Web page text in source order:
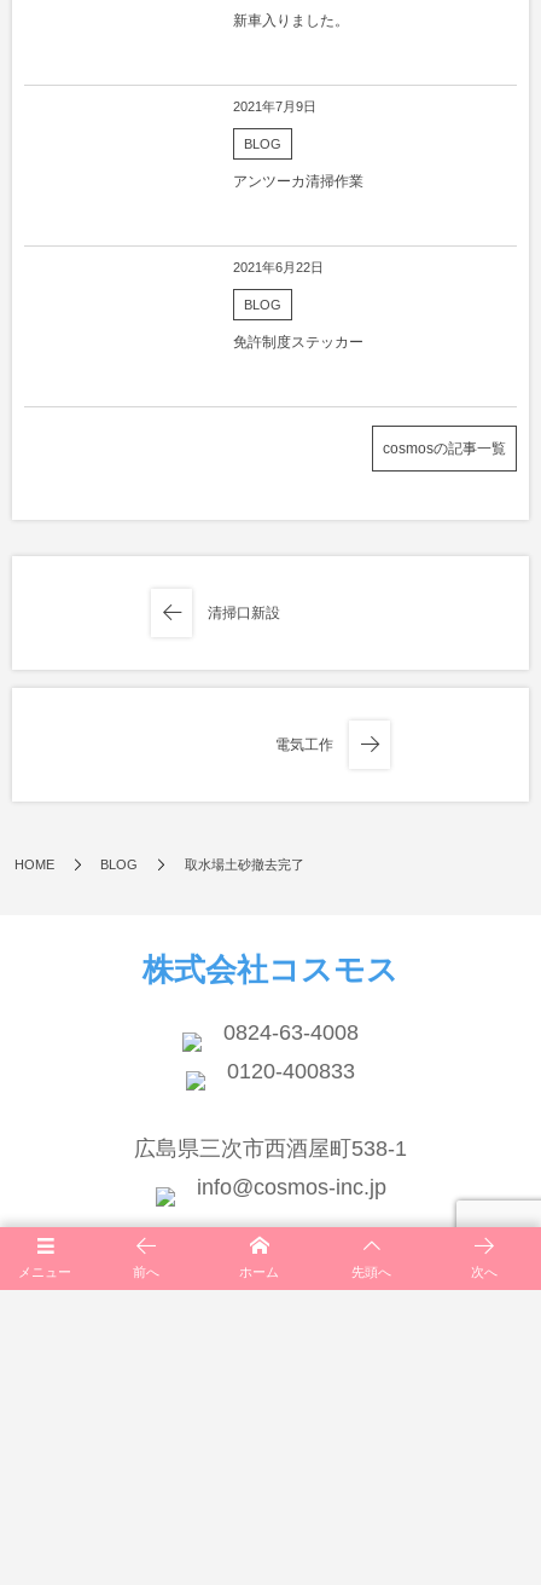
新車入りました。
2021年7月9日
BLOG
アンツーカ清掃作業
2021年6月22日
BLOG
免許制度ステッカー
cosmosの記事一覧
清掃口新設
電気工作
HOME BLOG 取水場土砂撤去完了
株式会社コスモス
0824-63-4008
0120-400833
広島県三次市西酒屋町538-1
info@cosmos-inc.jp
メニュー 前へ ホーム 先頭へ 次へ